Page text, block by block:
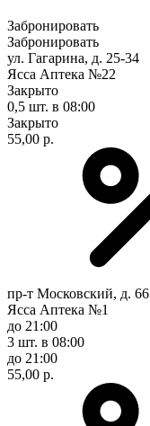
Забронировать
Забронировать
ул. Гагарина, д. 25-34
Ясса Аптека №22
Закрыто
0,5 шт. в 08:00
Закрыто
55,00 р.
пр-т Московский, д. 66
Ясса Аптека №1
до 21:00
3 шт. в 08:00
до 21:00
55,00 р.